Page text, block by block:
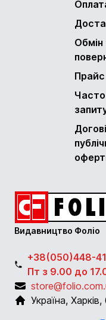
Обмін
Прайс
Часто
Видавництво Фоліо
+38(050)448-
Пт з 9.00 до
Україна, Харків,